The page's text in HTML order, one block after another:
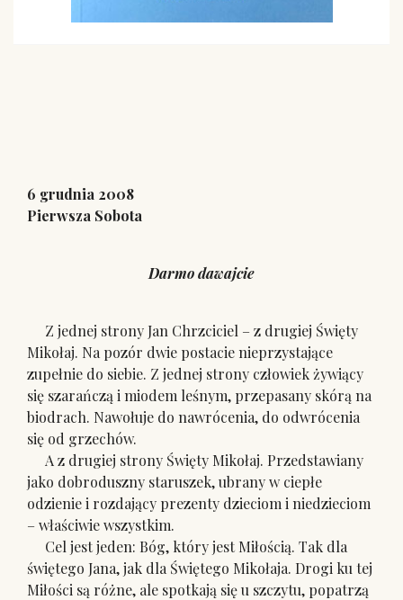
6 grudnia 2008
Pierwsza Sobota
Darmo dawajcie
Z jednej strony Jan Chrzciciel – z drugiej Święty
Mikołaj. Na pozór dwie postacie nieprzystające
zupełnie do siebie. Z jednej strony człowiek żywiący
się szarańczą i miodem leśnym, przepasany skórą na
biodrach. Nawołuje do nawrócenia, do odwrócenia
się od grzechów.
A z drugiej strony Święty Mikołaj. Przedstawiany
jako dobroduszny staruszek, ubrany w ciepłe
odzienie i rozdający prezenty dzieciom i niedzieciom
– właściwie wszystkim.
Cel jest jeden: Bóg, który jest Miłością. Tak dla
świętego Jana, jak dla Świętego Mikołaja. Drogi ku tej
Miłości są różne, ale spotkają się u szczytu, popatrzą